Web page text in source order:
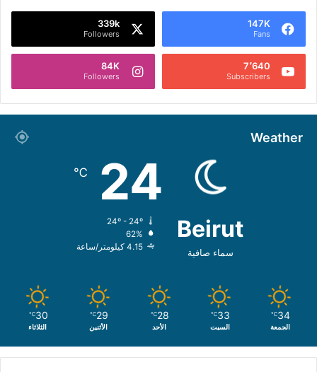
147K
Fans
339k
Followers
7٬640
Subscribers
84K
Followers
Weather
Beirut
سماء صافية
24
℃
62%
4.15 كيلومتر/ساعة
34
℃
الجمعة
33
℃
السبت
28
℃
الأحد
29
℃
الأثنين
30
℃
الثلاثاء